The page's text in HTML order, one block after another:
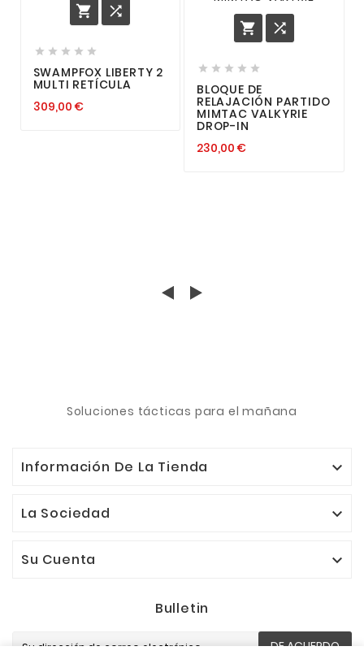
 
    
SWAMPFOX LIBERTY 2
MULTI RETÍCULA
309,00 €
 
    
BLOQUE DE
RELAJACIÓN PARTIDO
MIMTAC VALKYRIE
DROP-IN
230,00 €
Soluciones tácticas para el mañana
Información De La Tienda 
La Sociedad 
Su Cuenta 
Bulletin
DE ACUERDO